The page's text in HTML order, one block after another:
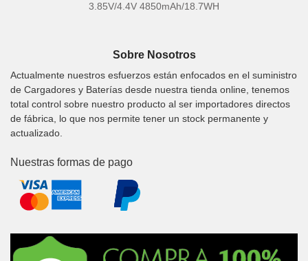
3.85V/4.4V 4850mAh/18.7WH
Sobre Nosotros
Actualmente nuestros esfuerzos están enfocados en el suministro
de Cargadores y Baterías desde nuestra tienda online, tenemos
total control sobre nuestro producto al ser importadores directos
de fábrica, lo que nos permite tener un stock permanente y
actualizado.
Nuestras formas de pago